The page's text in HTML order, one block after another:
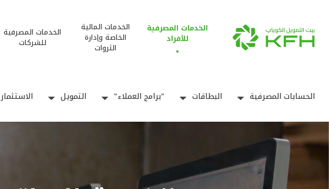
الخدمات المصرفية
للأفراد
الخدمات المالية
الخاصة وإدارة
الثروات
الخدمات المصرفية
للشركات
الحسابات المصرفية البطاقات "برامج العملاء" التمويل الاستثمار